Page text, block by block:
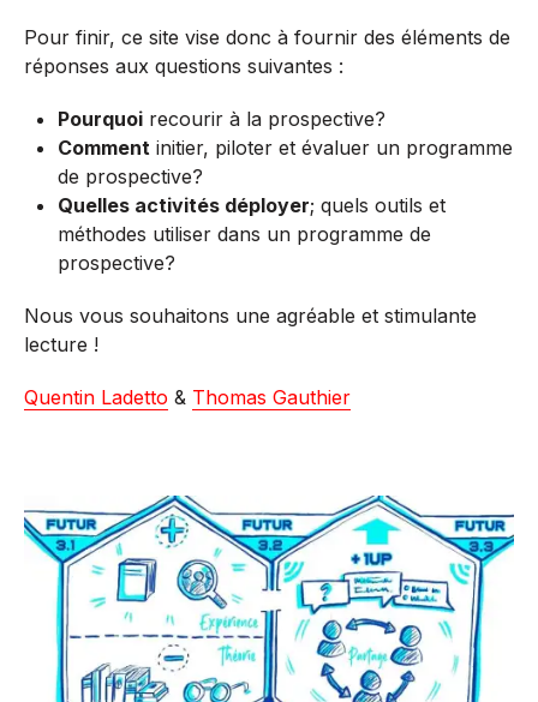
Pour finir, ce site vise donc à fournir des éléments de
réponses aux questions suivantes :
Pourquoi recourir à la prospective?
Comment initier, piloter et évaluer un programme
de prospective?
Quelles activités déployer; quels outils et
méthodes utiliser dans un programme de
prospective?
Nous vous souhaitons une agréable et stimulante
lecture !
Quentin Ladetto & Thomas Gauthier